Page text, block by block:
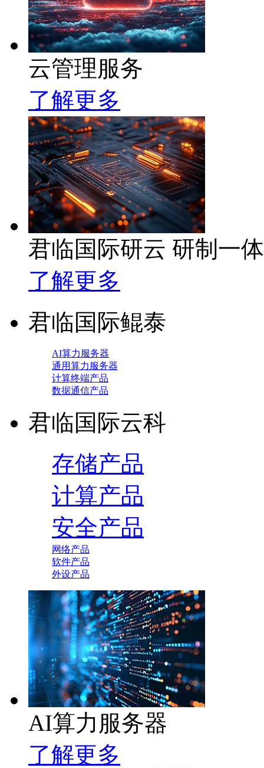
云管理服务
了解更多
君临国际研云 研制一
了解更多
君临国际鲲泰
AI算力服务器
通用算力服务器
计算终端产品
数据通信产品
君临国际云科
存储产品
计算产品
安全产品
网络产品
软件产品
外设产品
AI算力服务器
了解更多